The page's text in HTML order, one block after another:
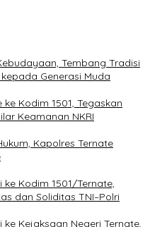
Tembang Tradisi
Generasi Muda
Kodim 1501, Tegaskan
Keamanan NKRI
Kapolres Ternate
Kodim 1501/Ternate,
dan Soliditas TNI–Polri
Kejaksaan Negeri Ternate,